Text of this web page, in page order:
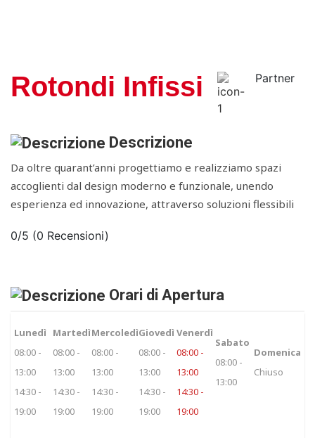
Rotondi Infissi Partner
Descrizione
Da oltre quarant’anni progettiamo e realizziamo spazi
accoglienti dal design moderno e funzionale, unendo
esperienza ed innovazione, attraverso soluzioni flessibili
0/5 (0 Recensioni)
Orari di Apertura
Lunedì
08:00 -
13:00
14:30 -
19:00
Martedì
08:00 -
13:00
14:30 -
19:00
Mercoledì
08:00 -
13:00
14:30 -
19:00
Giovedì
08:00 -
13:00
14:30 -
19:00
Venerdì
08:00 -
13:00
14:30 -
19:00
Sabato
08:00 -
13:00
Domenica
Chiuso